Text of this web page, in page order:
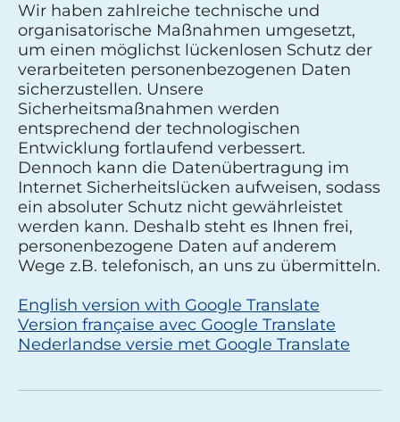
Wir haben zahlreiche technische und
organisatorische Maßnahmen umgesetzt,
um einen möglichst lückenlosen Schutz der
verarbeiteten personenbezogenen Daten
sicherzustellen. Unsere
Sicherheitsmaßnahmen werden
entsprechend der technologischen
Entwicklung fortlaufend verbessert.
Dennoch kann die Datenübertragung im
Internet Sicherheitslücken aufweisen, sodass
ein absoluter Schutz nicht gewährleistet
werden kann. Deshalb steht es Ihnen frei,
personenbezogene Daten auf anderem
Wege z.B. telefonisch, an uns zu übermitteln.
English version with Google Translate
Version française avec Google Translate
Nederlandse versie met Google Translate